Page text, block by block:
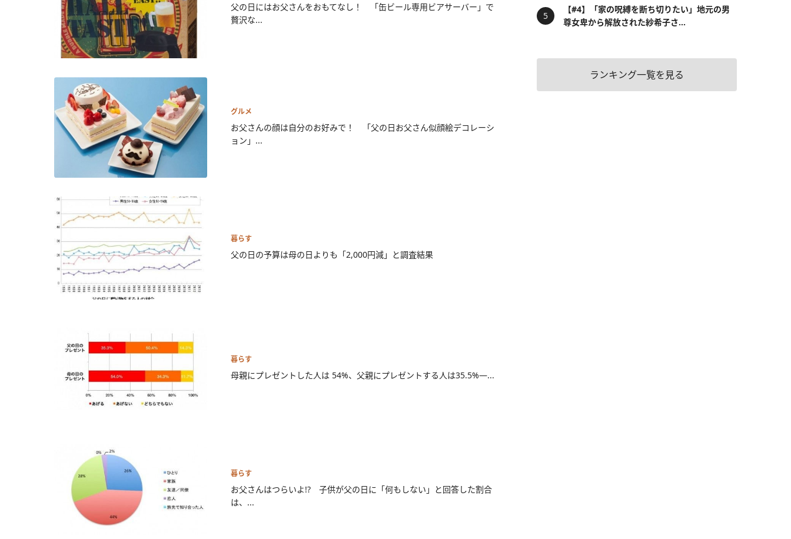
父の日にはお父さんをおもてなし！ 「缶ビール専用ビアサーバー」で
贅沢な...
グルメ
お父さんの顔は自分のお好みで！ 「父の日お父さん似顔絵デコレーシ
ョン」...
暮らす
父の日の予算は母の日よりも「2,000円減」と調査結果
暮らす
母親にプレゼントした人は 54%、父親にプレゼントする人は35.5%―...
暮らす
お父さんはつらいよ!? 子供が父の日に「何もしない」と回答した割合
は、...
【#4】「家の呪縛を断ち切りたい」地元の男
尊女卑から解放された紗希子さ...
ランキング一覧を見る